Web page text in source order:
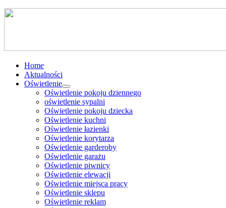
Home
Aktualności
Oświetlenie
Oświetlenie pokoju dziennego
oświetlenie sypalni
Oświetlenie pokoju dziecka
Oświetlenie kuchni
Oświetlenie łazienki
Oświetlenie korytarza
Oświetlenie garderoby
Oświetlenie garażu
Oświetlenie piwnicy
Oświetlenie elewacji
Oświetlenie miejsca pracy
Oświetlenie sklepu
Oświetlenie reklam